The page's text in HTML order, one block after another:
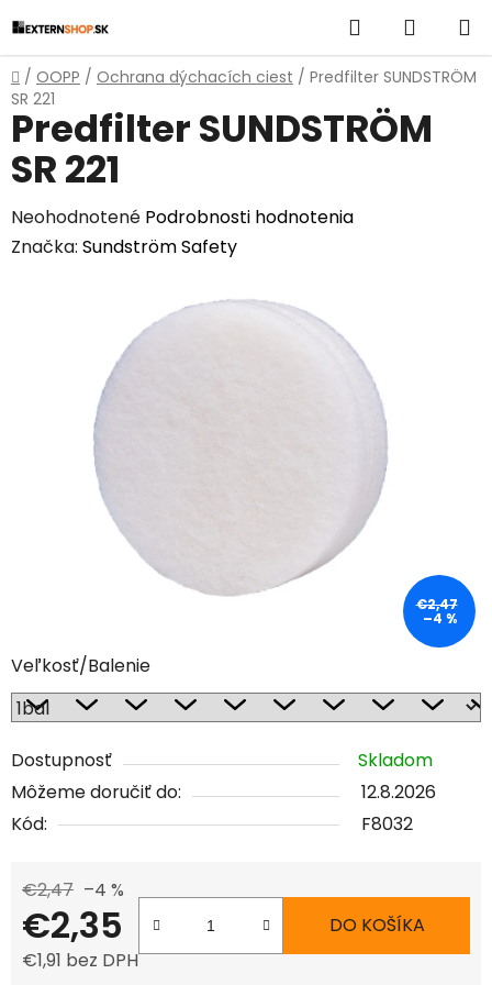
na
obsah
Hľadať
KOŠÍK
Domov
/ OOPP / Ochrana dýchacích ciest / Predfilter SUNDSTRÖM
SR 221
Veľkosť/Balenie
Dostupnosť
Skladom
Môžeme doručiť do:
12.8.2026
Kód:
F8032
€2,47 –4 %
€2,35
€1,91 bez DPH
DO KOŠÍKA
Predfilter SUNDSTRÖM
SR 221
Priemerné
hodnotenie
hviezdičiek.
Neohodnotené Podrobnosti hodnotenia
Značka: Sundström Safety
€2,47
–4 %